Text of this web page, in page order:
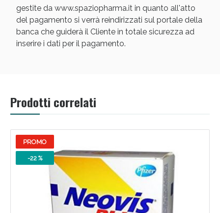
gestite da www.spaziopharma.it in quanto all'atto
del pagamento si verrà reindirizzati sul portale della
banca che guiderà il Cliente in totale sicurezza ad
inserire i dati per il pagamento.
Prodotti correlati
PROMO
-22 %